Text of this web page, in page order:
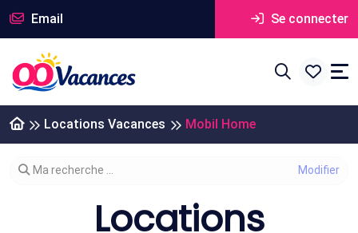
Email Se connecter
Locations Vacances Mobil Home
Modifier votre recherche
Ma recherche ...
Locations